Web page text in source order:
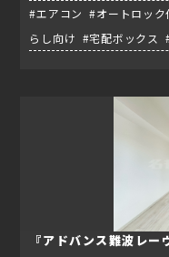
#エアコン #オートロッ
らし向け #宅配ボックス
『アドバンス難波レ